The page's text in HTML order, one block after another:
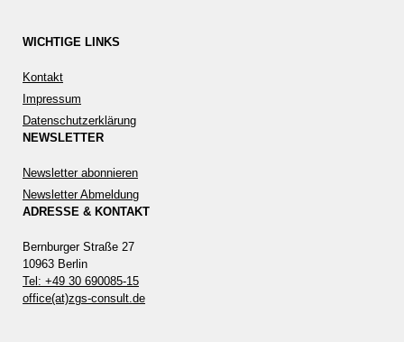
WICHTIGE LINKS
Kontakt
Impressum
Datenschutzerklärung
NEWSLETTER
Newsletter abonnieren
Newsletter Abmeldung
ADRESSE & KONTAKT
Bernburger Straße 27
10963 Berlin
Tel: +49 30 690085-15
office(at)zgs-consult.de